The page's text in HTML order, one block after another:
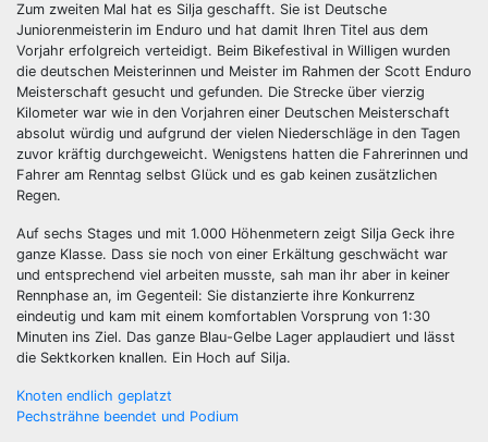
Zum zweiten Mal hat es Silja geschafft. Sie ist Deutsche
Juniorenmeisterin im Enduro und hat damit Ihren Titel aus dem
Vorjahr erfolgreich verteidigt. Beim Bikefestival in Willigen wurden
die deutschen Meisterinnen und Meister im Rahmen der Scott Enduro
Meisterschaft gesucht und gefunden. Die Strecke über vierzig
Kilometer war wie in den Vorjahren einer Deutschen Meisterschaft
absolut würdig und aufgrund der vielen Niederschläge in den Tagen
zuvor kräftig durchgeweicht. Wenigstens hatten die Fahrerinnen und
Fahrer am Renntag selbst Glück und es gab keinen zusätzlichen
Regen.
Auf sechs Stages und mit 1.000 Höhenmetern zeigt Silja Geck ihre
ganze Klasse. Dass sie noch von einer Erkältung geschwächt war
und entsprechend viel arbeiten musste, sah man ihr aber in keiner
Rennphase an, im Gegenteil: Sie distanzierte ihre Konkurrenz
eindeutig und kam mit einem komfortablen Vorsprung von 1:30
Minuten ins Ziel. Das ganze Blau-Gelbe Lager applaudiert und lässt
die Sektkorken knallen. Ein Hoch auf Silja.
Beitragsnavigation
Knoten endlich geplatzt
Pechsträhne beendet und Podium